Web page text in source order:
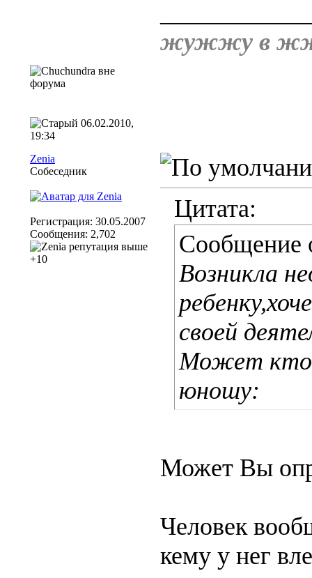
жужжу в
06.02.2010,
19:34
Zenia
Собеседник
Регистрация: 30.05.2007
Сообщения: 2,702
Цитата:
Сообщение
Возникла
своей
Может
юношу:
Может Вы
Человек
кему у нег